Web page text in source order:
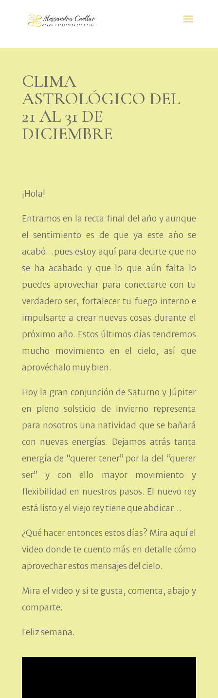
CLIMA
ASTROLÓGICO DEL
21 AL 31 DE
DICIEMBRE
¡Hola!
Entramos en la recta final del año y aunque
el sentimiento es de que ya este año se
acabó…pues estoy aquí para decirte que no
se ha acabado y que lo que aún falta lo
puedes aprovechar para conectarte con tu
verdadero ser, fortalecer tu fuego interno e
impulsarte a crear nuevas cosas durante el
próximo año. Estos últimos días tendremos
mucho movimiento en el cielo, así que
aprovéchalo muy bien.
Hoy la gran conjunción de Saturno y Júpiter
en pleno solsticio de invierno representa
para nosotros una natividad que se bañará
con nuevas energías. Dejamos atrás tanta
energía de “querer tener” por la del “querer
ser” y con ello mayor movimiento y
flexibilidad en nuestros pasos. El nuevo rey
está listo y el viejo rey tiene que abdicar…
¿Qué hacer entonces estos días? Mira aquí el
video donde te cuento más en detalle cómo
aprovechar estos mensajes del cielo.
Mira el video y si te gusta, comenta, abajo y
comparte.
Feliz semana.